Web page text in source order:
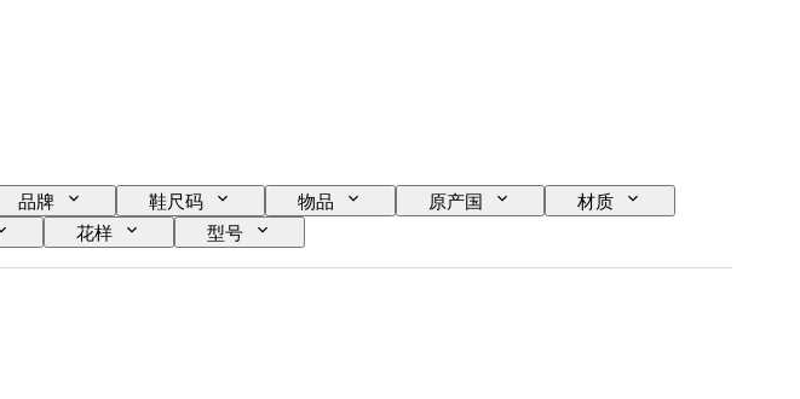
品牌 鞋尺码 物品 原产国
材质
花样 型号